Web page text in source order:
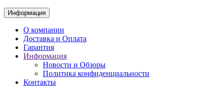
Информация
О компании
Доставка и Оплата
Гарантия
Информация
Новости и Обзоры
Политика конфиденциальности
Контакты